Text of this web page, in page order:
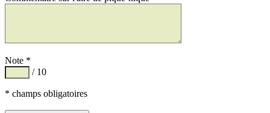
Note *
/ 10
* champs obligatoires